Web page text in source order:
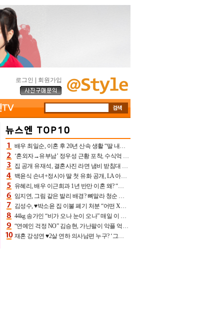
로그인 회원가입
배우 최일순, 이혼 후 20년 산속 생활 “딸 내가 버렸다고 원망‥맘 아파”(특종)[어제TV]
‘혼외자→유부남’ 정우성 근황 포착, 수식억 해킹 피해 후배 만났다 “존경하는”
집 공개 유재석, 결혼사진 라면 냄비 받침대 되고 분노‥가족사진도 피해(놀뭐)[어제TV]
백윤식 손녀+정시아 딸 첫 유화 공개, LA 아트쇼→서울국제조각페스타 작가다운 수준급 실력
유혜리, 배우 이근희과 1년 반만 이혼 왜? “식칼 꽂고 의자 던져” 충격 폭로(특종)[어제TV]
임지연, 그림 같은 발리 배경? 뼈말라 청순 비키니 핏에 상대 안 되네
김성수, ♥박소윤 집 이불 폐기 처분 “어떤 X이랑 썼을지 몰라” 질투(신랑수업2)[어제TV]
44kg 송가인 “비가 오나 눈이 오나” 매일 이 운동, 허벅지 근육량 상승+체지방 감소
“연예인 걱정 NO” 김승현, 가난팔이 악플 억울할만‥아내+딸과 日 여행
재혼 강성연 ♥2살 연하 의사남편 누구? ‘그알’ 자문의에 훈남 비주얼 초엘리트 스펙 [종합]